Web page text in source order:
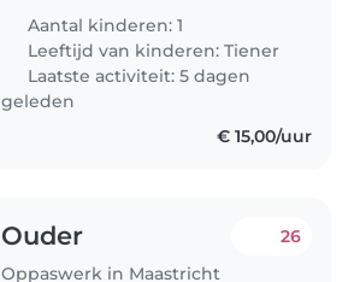
12th and 13th of march. Thank
you
Aantal kinderen: 1
Leeftijd van kinderen:Tiener
Laatste activiteit: 5 dagen
geleden
€ 15,00/uur
Ouder
Oppaswerk in Maastricht
26